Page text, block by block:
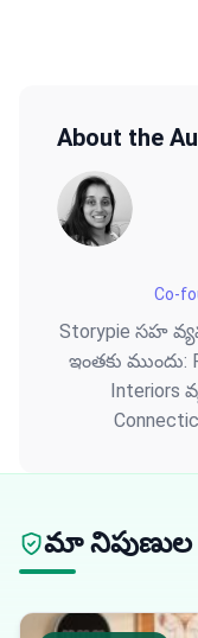
About the
Co-
Storypie సహ
ఇంతకు ముందు:
Interiors
మా నిపుణుల